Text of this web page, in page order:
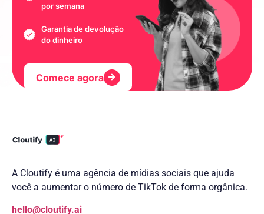
por semana
Garantia de devolução
do dinheiro
Comece agora
A Cloutify é uma agência de mídias sociais que ajuda
você a aumentar o número de TikTok de forma orgânica.
hello@cloutify.ai